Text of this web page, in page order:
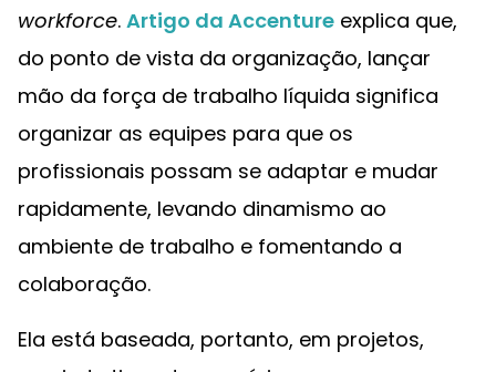
workforce. Artigo da Accenture explica que,
do ponto de vista da organização, lançar
mão da força de trabalho líquida significa
organizar as equipes para que os
profissionais possam se adaptar e mudar
rapidamente, levando dinamismo ao
ambiente de trabalho e fomentando a
colaboração.
Ela está baseada, portanto, em projetos,